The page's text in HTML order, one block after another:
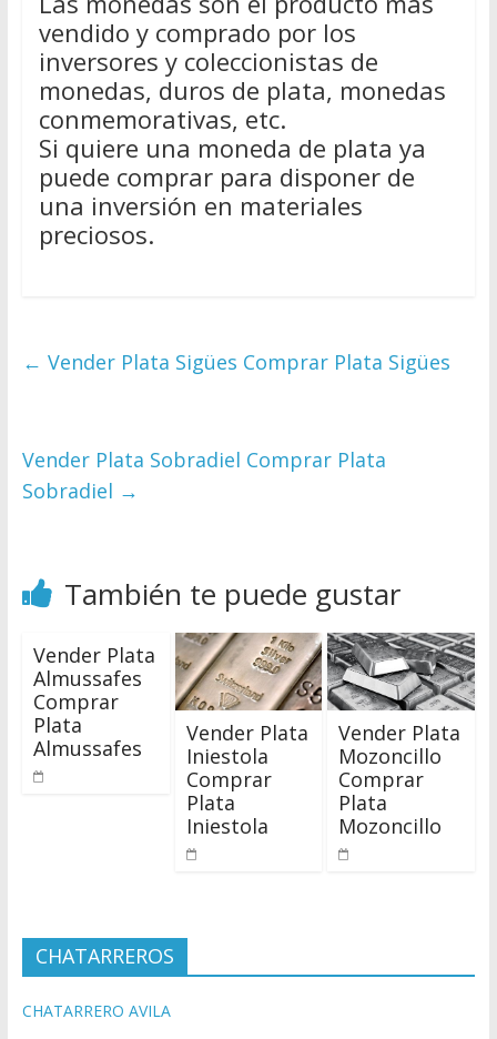
vendido y comprado por los
inversores y coleccionistas de
monedas, duros de plata, monedas
conmemorativas, etc.
Si quiere una moneda de plata ya
puede comprar para disponer de
una inversión en materiales
preciosos.
← Vender Plata Sigües Comprar Plata Sigües
Vender Plata Sobradiel Comprar Plata
Sobradiel →
También te puede gustar
Vender Plata
Almussafes
Comprar
Plata
Almussafes
Vender Plata
Iniestola
Comprar
Plata
Iniestola
Vender Plata
Mozoncillo
Comprar
Plata
Mozoncillo
CHATARREROS
CHATARRERO AVILA